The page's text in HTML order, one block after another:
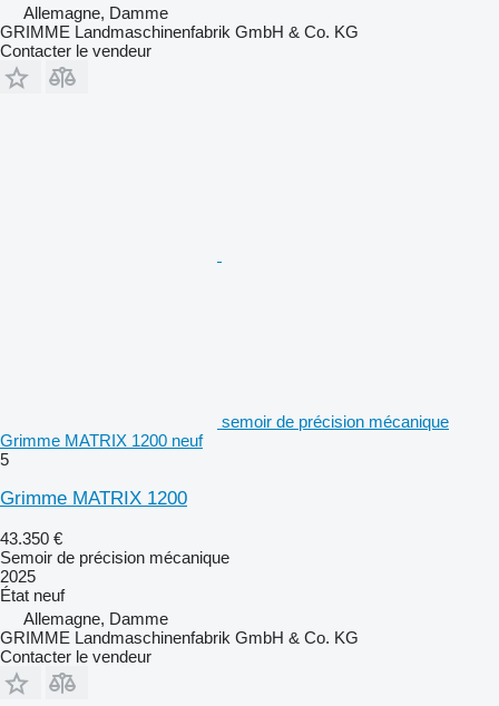
Allemagne, Damme
GRIMME Landmaschinenfabrik GmbH & Co. KG
Contacter le vendeur
semoir de précision mécanique
Grimme MATRIX 1200 neuf
5
Grimme MATRIX 1200
43.350 €
Semoir de précision mécanique
2025
État neuf
Allemagne, Damme
GRIMME Landmaschinenfabrik GmbH & Co. KG
Contacter le vendeur